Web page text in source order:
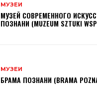
МУЗЕИ
МУЗЕЙ СОВРЕМЕННОГО
ПОЗНАНИ (MUZEUM SZTUKI
МУЗЕИ
БРАМА ПОЗНАНИ (BRAMA